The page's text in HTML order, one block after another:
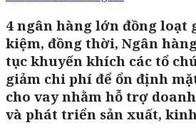
4 ngân hàng lớn đồng loạt
kiệm, đồng thời, Ngân
tục khuyến khích các tổ
giảm chi phí để ổn định
cho vay nhằm hỗ trợ
và phát triển sản xuất,